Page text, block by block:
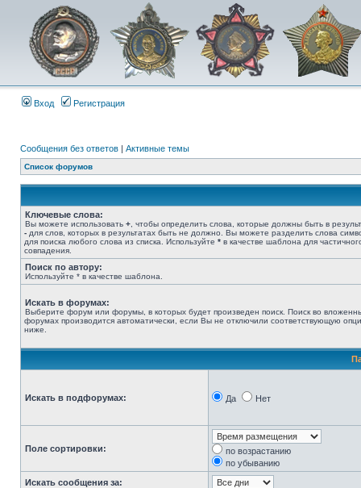
Вход Регистрация
Сообщения без ответов | Активные темы
Список форумов
Ключевые слова:
Вы можете использовать + , чтобы определить слова, которые должны быть в
- для слов, которых в результатах быть не должно. Вы можете разделить слова
для поиска любого слова из списка. Используйте * в качестве шаблона для
совпадения.
Поиск по автору:
Используйте * в качестве шаблона.
Искать в форумах:
Выберите форум или форумы, в которых будет произведен поиск. Поиск во
форумах производится автоматически, если Вы не отключили соответствующую
ниже.
Искать в подфорумах: Да Нет
Поле сортировки:
по возрастанию
по убыванию
Искать сообщения за: